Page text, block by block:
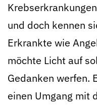
und doch kennen
Erkrankte wie
möchte Licht auf
Gedanken werfen.
einen Umgang mit